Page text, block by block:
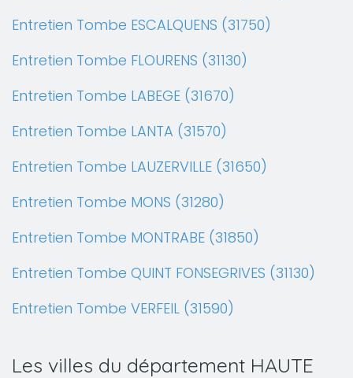
Entretien Tombe ESCALQUENS (31750)
Entretien Tombe FLOURENS (31130)
Entretien Tombe LABEGE (31670)
Entretien Tombe LANTA (31570)
Entretien Tombe LAUZERVILLE (31650)
Entretien Tombe MONS (31280)
Entretien Tombe MONTRABE (31850)
Entretien Tombe QUINT FONSEGRIVES (31130)
Entretien Tombe VERFEIL (31590)
Les villes du département HAUTE